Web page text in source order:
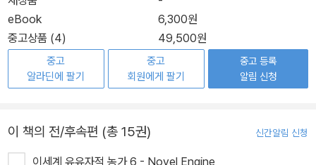
eBook
6,300원
중고상품 (4)
49,500원
중고
알라딘에 팔기
중고
회원에게 팔기
중고 등록
알림 신청
이 책의 전/후속편 (총 15권) 신간알림 신청
이세계 유유자적 농가 6 - Novel Engine